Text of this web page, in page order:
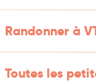
Randonner à
Toutes les